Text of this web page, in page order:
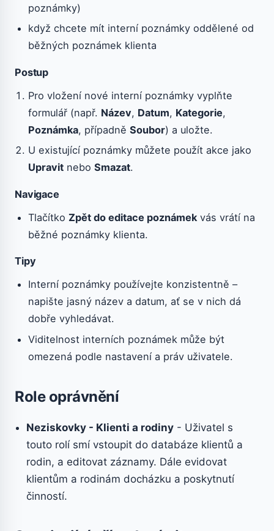
poznámky)
když chcete mít interní poznámky oddělené od
běžných poznámek klienta
Postup
Pro vložení nové interní poznámky vyplňte
formulář (např. Název, Datum, Kategorie,
Poznámka, případně Soubor) a uložte.
U existující poznámky můžete použít akce jako
Upravitnebo Smazat.
Navigace
Tlačítko Zpět do editace poznámekvás vrátí na
běžné poznámky klienta.
Tipy
Interní poznámky používejte konzistentně –
napište jasný název a datum, ať se v nich dá
dobře vyhledávat.
Viditelnost interních poznámek může být
omezená podle nastavení a práv uživatele.
Role oprávnění
Neziskovky - Klienti a rodiny - Uživatel s
touto rolí smí vstoupit do databáze klientů a
rodin, a editovat záznamy. Dále evidovat
klientům a rodinám docházku a poskytnutí
činností.